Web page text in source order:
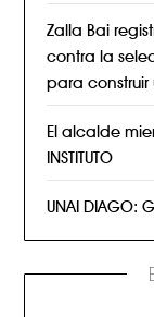
Zalla Bai
contra la
para construir
El alcalde
INSTITUTO
UNAI DIAGO: